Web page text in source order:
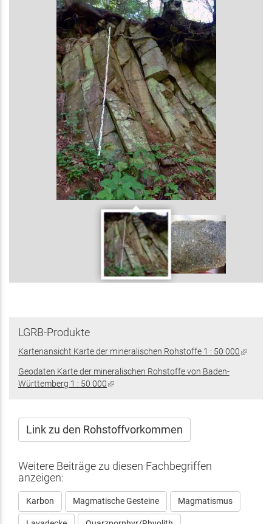
LGRB-Produkte
Kartenansicht Karte der mineralischen Rohstoffe 1 : 50 000(Link
Geodaten Karte der mineralischen Rohstoffe von Baden-
Württemberg 1 : 50 000(Link
Link zu den Rohstoffvorkommen
Weitere Beiträge zu diesen Fachbegriffen
anzeigen:
Karbon Magmatische Gesteine Magmatismus